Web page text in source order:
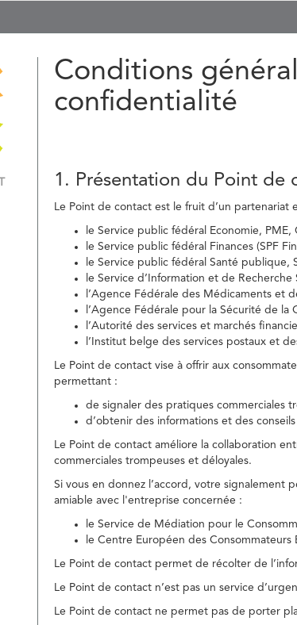
Conditions
confidentialité
1. Présentation du Point de
Le Point de contact est le fruit d’un partenariat
le Service public fédéral Economie, PME,
le Service public fédéral Finances (SPF
le Service public fédéral Santé publique,
le Service d’Information et de Recherche
l’Agence Fédérale des Médicaments et
l’Agence Fédérale pour la Sécurité de la
l’Autorité des services et marchés
l’Institut belge des services postaux et
Le Point de contact vise à offrir aux
permettant :
de signaler des pratiques commerciales
d’obtenir des informations et des
Le Point de contact améliore la collaboration
commerciales trompeuses et déloyales.
Si vous en donnez l’accord, votre
amiable avec l'entreprise concernée :
le Service de Médiation pour le
le Centre Européen des Consommateurs
Le Point de contact permet de récolter de
Le Point de contact n’est pas un service
Le Point de contact ne permet pas de porter